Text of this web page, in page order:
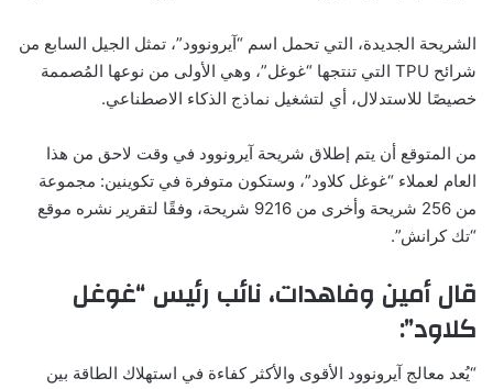
الشريحة الجديدة، التي تحمل اسم “آيرونوود”، تمثل الجيل السابع من
شرائح TPU التي تنتجها “غوغل”، وهي الأولى من نوعها المُصممة
خصيصًا للاستدلال، أي لتشغيل نماذج الذكاء الاصطناعي.
من المتوقع أن يتم إطلاق شريحة آيرونوود في وقت لاحق من هذا
العام لعملاء “غوغل كلاود”، وستكون متوفرة في تكوينين: مجموعة
من 256 شريحة وأخرى من 9216 شريحة، وفقًا لتقرير نشره موقع
“تك كرانش”.
قال أمين وفاهدات، نائب رئيس “غوغل
كلاود”:
“يُعد معالج آيرونوود الأقوى والأكثر كفاءة في استهلاك الطاقة بين